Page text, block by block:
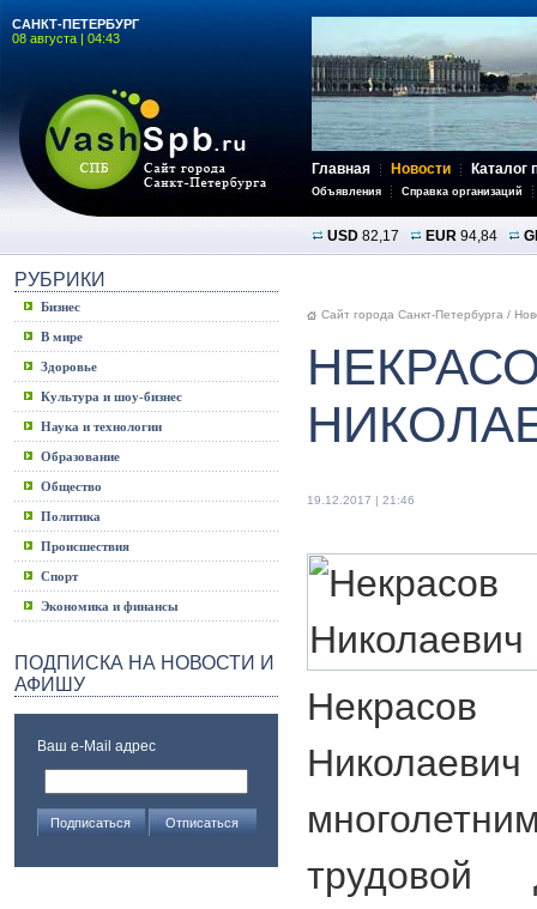
САНКТ-ПЕТЕРБУРГ
08 августа | 04:43
Главная Новости Каталог
Объявления Справка организаций
USD 82,17 EUR 94,84
РУБРИКИ
Бизнес
В мире
Здоровье
Культура и шоу-бизнес
Наука и технологии
Образование
Общество
Политика
Происшествия
Спорт
Экономика и финансы
ПОДПИСКА НА НОВОСТИ И
АФИШУ
Ваш e-Mail адрес
Сайт города Санкт-Петербурга /
19.12.2017 | 21:46
трудовой